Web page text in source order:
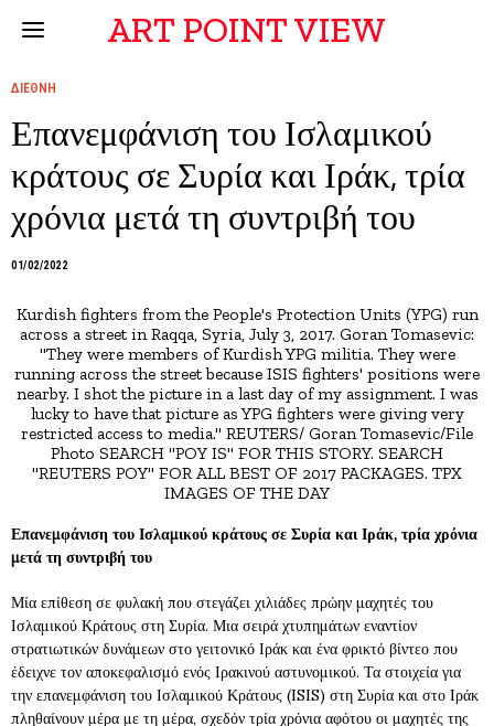
ART POINT VIEW
ΔΙΕΘΝΗ
Επανεμφάνιση του Ισλαμικού
κράτους σε Συρία και Ιράκ, τρία
χρόνια μετά τη συντριβή του
01/02/2022
Kurdish fighters from the People's Protection Units (YPG) run
across a street in Raqqa, Syria, July 3, 2017. Goran Tomasevic:
"They were members of Kurdish YPG militia. They were
running across the street because ISIS fighters' positions were
nearby. I shot the picture in a last day of my assignment. I was
lucky to have that picture as YPG fighters were giving very
restricted access to media." REUTERS/ Goran Tomasevic/File
Photo SEARCH "POY IS" FOR THIS STORY. SEARCH
"REUTERS POY" FOR ALL BEST OF 2017 PACKAGES. TPX
IMAGES OF THE DAY
Επανεμφάνιση του Ισλαμικού κράτους σε Συρία και Ιράκ, τρία χρόνια
μετά τη συντριβή του
Μία επίθεση σε φυλακή που στεγάζει χιλιάδες πρώην μαχητές του
Ισλαμικού Κράτους στη Συρία. Μια σειρά χτυπημάτων εναντίον
στρατιωτικών δυνάμεων στο γειτονικό Ιράκ και ένα φρικτό βίντεο που
έδειχνε τον αποκεφαλισμό ενός Ιρακινού αστυνομικού. Τα στοιχεία για
την επανεμφάνιση του Ισλαμικού Κράτους (ISIS) στη Συρία και στο Ιράκ
πληθαίνουν μέρα με τη μέρα, σχεδόν τρία χρόνια αφότου οι μαχητές της